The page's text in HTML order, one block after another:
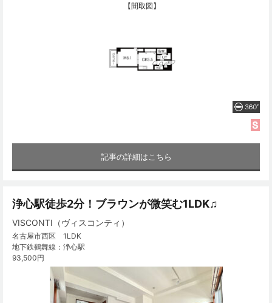
【間取図】
記事の詳細はこちら
浄心駅徒歩2分！ブラウンが微笑む1LDK♫
VISCONTI（ヴィスコンティ）
名古屋市西区 1LDK
地下鉄鶴舞線：浄心駅
93,500円